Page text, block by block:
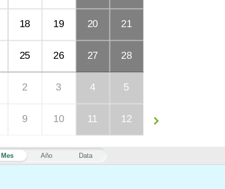
Mes Año Data
18 19 20 21
25 26 27 28
2 3 4 5
9 10 11 12